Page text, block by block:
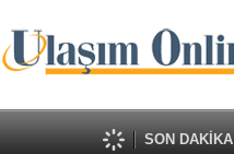
SON DAKİKA